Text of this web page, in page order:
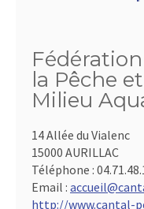
la Pêche
Milieu
14 Allée du Vialenc
15000 AURILLAC
Téléphone :
Email :
http://www.cantal-